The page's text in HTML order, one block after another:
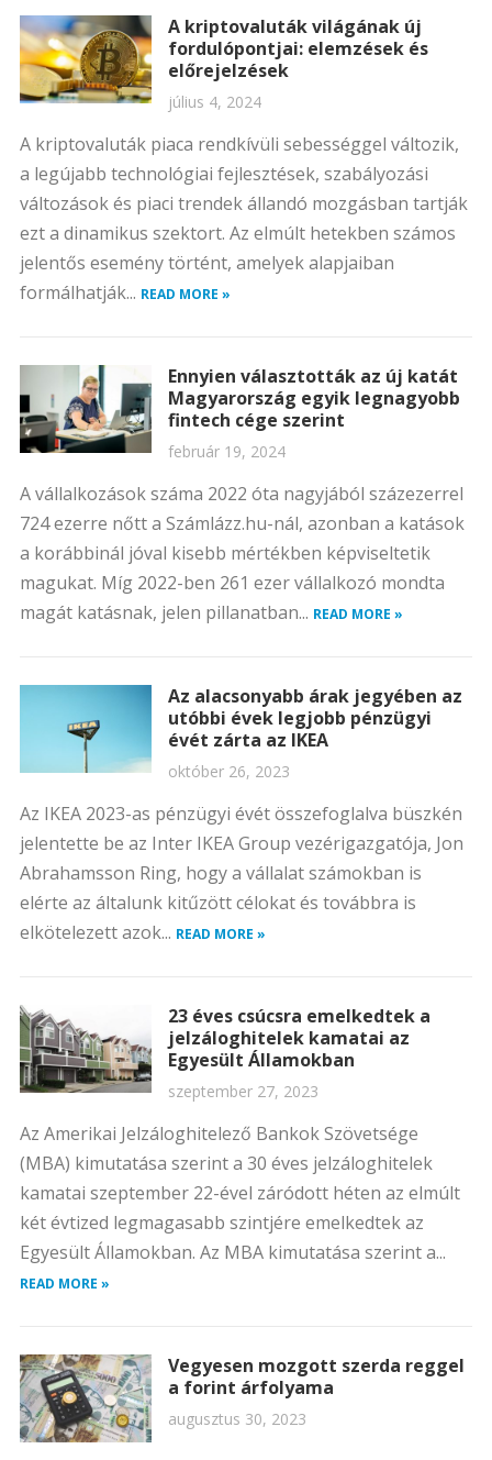
A kriptovaluták világának új
fordulópontjai: elemzések és
előrejelzések
július 4, 2024
A kriptovaluták piaca rendkívüli sebességgel változik,
a legújabb technológiai fejlesztések, szabályozási
változások és piaci trendek állandó mozgásban tartják
ezt a dinamikus szektort. Az elmúlt hetekben számos
jelentős esemény történt, amelyek alapjaiban
formálhatják... READ MORE »
Ennyien választották az új katát
Magyarország egyik legnagyobb
fintech cége szerint
február 19, 2024
A vállalkozások száma 2022 óta nagyjából százezerrel
724 ezerre nőtt a Számlázz.hu-nál, azonban a katások
a korábbinál jóval kisebb mértékben képviseltetik
magukat. Míg 2022-ben 261 ezer vállalkozó mondta
magát katásnak, jelen pillanatban... READ MORE »
Az alacsonyabb árak jegyében az
utóbbi évek legjobb pénzügyi
évét zárta az IKEA
október 26, 2023
Az IKEA 2023-as pénzügyi évét összefoglalva büszkén
jelentette be az Inter IKEA Group vezérigazgatója, Jon
Abrahamsson Ring, hogy a vállalat számokban is
elérte az általunk kitűzött célokat és továbbra is
elkötelezett azok... READ MORE »
23 éves csúcsra emelkedtek a
jelzáloghitelek kamatai az
Egyesült Államokban
szeptember 27, 2023
Az Amerikai Jelzáloghitelező Bankok Szövetsége
(MBA) kimutatása szerint a 30 éves jelzáloghitelek
kamatai szeptember 22-ével záródott héten az elmúlt
két évtized legmagasabb szintjére emelkedtek az
Egyesült Államokban. Az MBA kimutatása szerint a...
READ MORE »
Vegyesen mozgott szerda reggel
a forint árfolyama
augusztus 30, 2023